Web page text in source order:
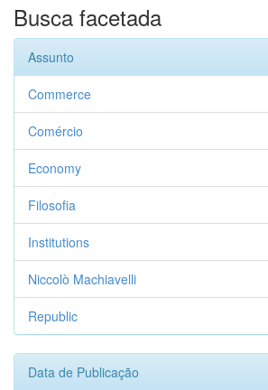
Busca facetada
Assunto
Commerce
Comércio
Economy
Filosofia
Institutions
Niccolò Machiavelli
Republic
Data de Publicação